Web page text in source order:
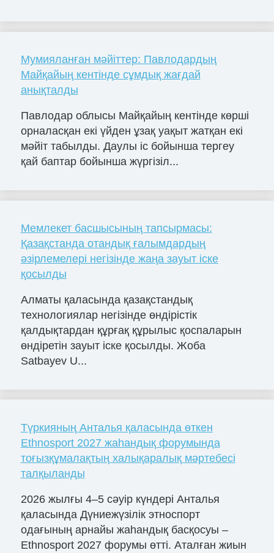
Мумияланған мәйіттер: Павлодардың
Майқайың кентінде сұмдық жағдай
анықталды
Павлодар облысы Майқайың кентінде көрші
орналасқан екі үйден ұзақ уақыт жатқан екі
мәйіт табылды. Даулы іс бойынша тергеу
қай баптар бойынша жүргізіл...
Мемлекет басшысының тапсырмасы:
Қазақстанда отандық ғалымдардың
әзірлемелері негізінде жаңа зауыт іске
қосылды
Алматы қаласында қазақстандық
технологиялар негізінде өндірістік
қалдықтардан құрғақ құрылыс қоспаларын
өндіретін зауыт іске қосылды. Жоба
Satbayev U...
Түркияның Анталья қаласында өткен
Ethnosport 2027 жаһандық форумында
тоғызқұмалақтың халықаралық мәртебесі
талқыланды
2026 жылғы 4–5 сәуір күндері Анталья
қаласында Дүниежүзілік этноспорт
одағының арнайы жаһандық басқосуы –
Ethnosport 2027 форумы өтті. Аталған жиын